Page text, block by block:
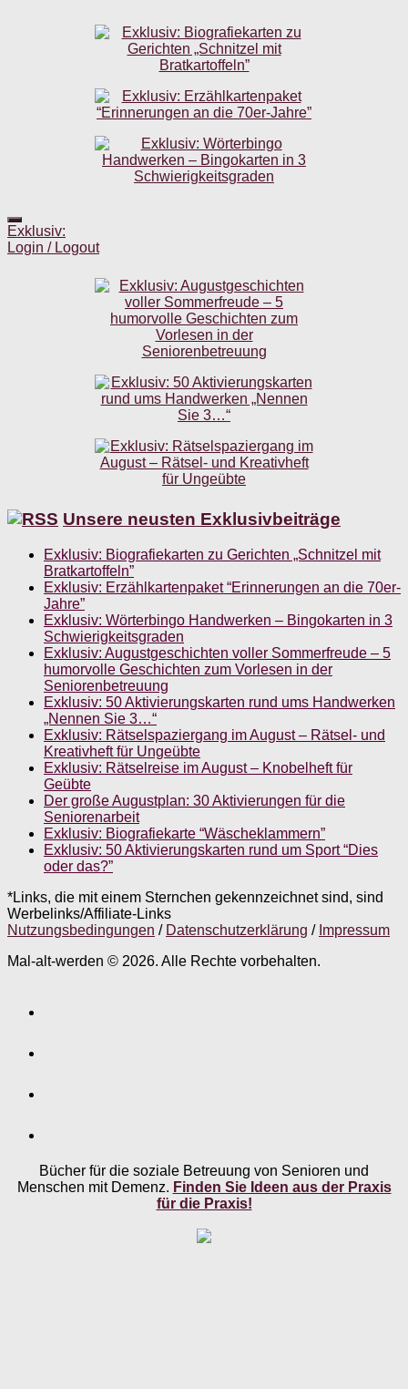
Exklusiv:
Login / Logout
Unsere neusten Exklusivbeiträge
Exklusiv: Biografiekarten zu Gerichten „Schnitzel mit
Bratkartoffeln”
Exklusiv: Erzählkartenpaket “Erinnerungen an die 70er-
Jahre”
Exklusiv: Wörterbingo Handwerken – Bingokarten in 3
Schwierigkeitsgraden
Exklusiv: Augustgeschichten voller Sommerfreude – 5
humorvolle Geschichten zum Vorlesen in der
Seniorenbetreuung
Exklusiv: 50 Aktivierungskarten rund ums Handwerken
„Nennen Sie 3…“
Exklusiv: Rätselspaziergang im August – Rätsel- und
Kreativheft für Ungeübte
Exklusiv: Rätselreise im August – Knobelheft für
Geübte
Der große Augustplan: 30 Aktivierungen für die
Seniorenarbeit
Exklusiv: Biografiekarte “Wäscheklammern”
Exklusiv: 50 Aktivierungskarten rund um Sport “Dies
oder das?”
*Links, die mit einem Sternchen gekennzeichnet sind, sind
Werbelinks/Affiliate-Links
Nutzungsbedingungen / Datenschutzerklärung / Impressum
Mal-alt-werden © 2026. Alle Rechte vorbehalten.
Bücher für die soziale Betreuung von Senioren und
Menschen mit Demenz. Finden Sie Ideen aus der Praxis
für die Praxis!